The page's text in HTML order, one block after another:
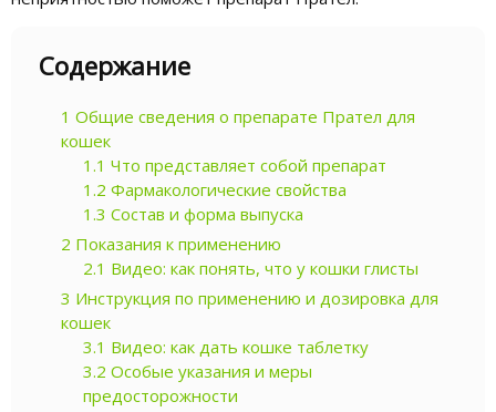
Содержание
1 Общие сведения о препарате Прател для
кошек
1.1 Что представляет собой препарат
1.2 Фармакологические свойства
1.3 Состав и форма выпуска
2 Показания к применению
2.1 Видео: как понять, что у кошки глисты
3 Инструкция по применению и дозировка для
кошек
3.1 Видео: как дать кошке таблетку
3.2 Особые указания и меры
предосторожности